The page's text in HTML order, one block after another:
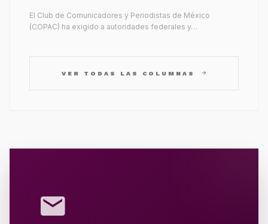
El Club de Comunicadores y Periodistas de México
(COPAC) ha exigido a autoridades federales y…
VER TODAS LAS COLUMNAS arrow_forward
mail